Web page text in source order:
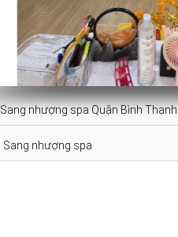
Sang nhượng spa Quận Bình Thạnh
Sang nhượng spa